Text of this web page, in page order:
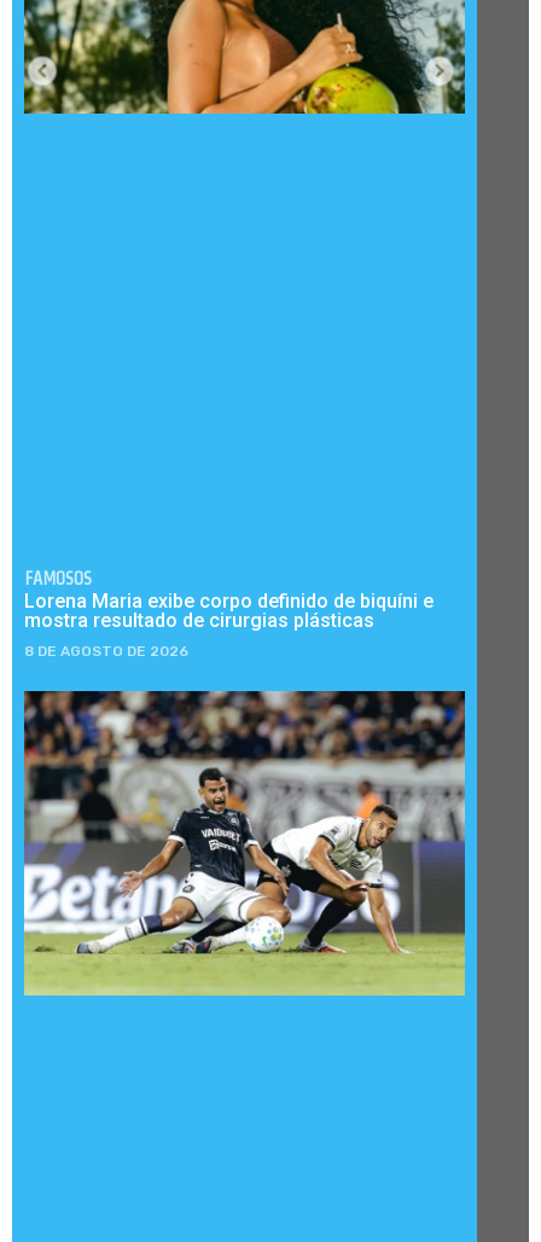
FAMOSOS
Lorena Maria exibe corpo definido de biquíni e
mostra resultado de cirurgias plásticas
8 DE AGOSTO DE 2026